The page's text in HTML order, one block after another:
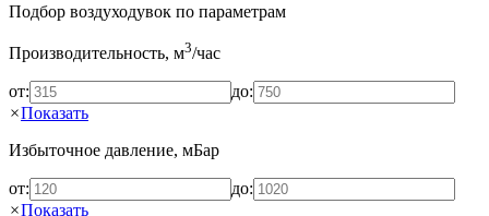
Подбор воздуходувок по параметрам
Производительность, м3/час
от:
до:
×Показать
Избыточное давление, мБар
от:
до:
×Показать